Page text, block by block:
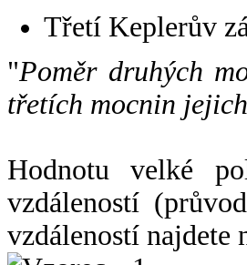
Třetí Keplerův
"Poměr druhých
třetích mocnin
Hodnotu velké
vzdáleností
vzdáleností najdete